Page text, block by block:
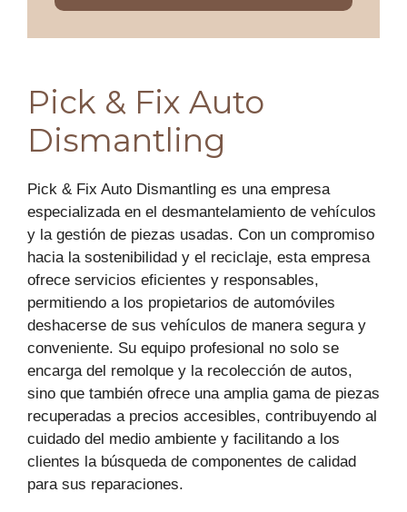
Pick & Fix Auto
Dismantling
Pick & Fix Auto Dismantling es una empresa
especializada en el desmantelamiento de vehículos
y la gestión de piezas usadas. Con un compromiso
hacia la sostenibilidad y el reciclaje, esta empresa
ofrece servicios eficientes y responsables,
permitiendo a los propietarios de automóviles
deshacerse de sus vehículos de manera segura y
conveniente. Su equipo profesional no solo se
encarga del remolque y la recolección de autos,
sino que también ofrece una amplia gama de piezas
recuperadas a precios accesibles, contribuyendo al
cuidado del medio ambiente y facilitando a los
clientes la búsqueda de componentes de calidad
para sus reparaciones.